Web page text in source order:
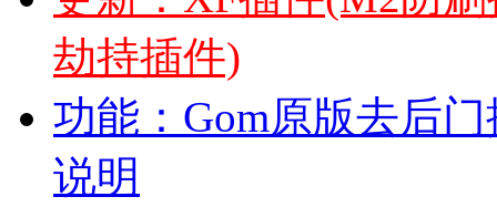
劫持插件)
功能：Gom原版去后
说明